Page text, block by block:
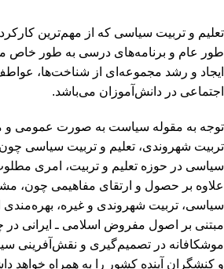
تعلیم و تربیت سیاسی که از مهم‌ترین
طور عام و برنامه‌های درسی به طور خاص
ایجاد و رشد مجموعه‌ای از شناخت‌ها،
اجتماعی در دانش‌آموزان می‌باشد.
توجه به مقوله سیاست به صورت عمومی
تربیت شهروندی، تعلیم و تربیت سیاسی
سیاسی در حوزه تعلیم و تربیت، امری مطلوب
علاوه بر حصول و ارتقای مفاهیمی چون،
سیاسی، تربیت شهروندی و غیره، بهره‌مندی
مبتنی بر اصول مفروض اسلامی ـ ایرانی
موشکافانه در تصمیم‌گیری و نقش‌آفرینی
و کنشگران آینده‌ کشور را به همراه خواهد